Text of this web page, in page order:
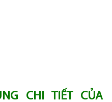
CHI TIẾT CỦA